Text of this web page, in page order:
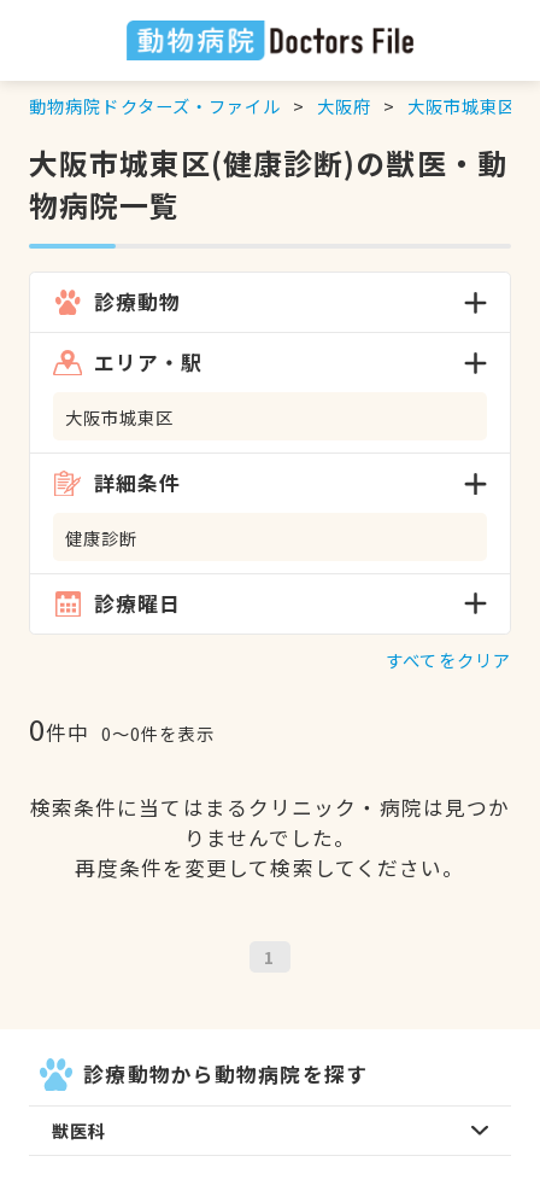
動物病院ドクターズ・ファイル 大阪府 大阪市城東区
大阪市城東区(健康診断)の獣医・動
物病院一覧
診療動物
エリア・駅
大阪市城東区
詳細条件
健康診断
診療曜日
すべてをクリア
0件中 0〜0件を表示
検索条件に当てはまるクリニック・病院は見つか
りませんでした。
再度条件を変更して検索してください。
1
診療動物から動物病院を探す
獣医科